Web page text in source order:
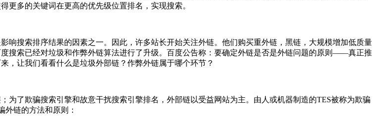
更多的关键词在更高的优先级位置排名，实现搜索。
响搜索排序结果的因素之一。因此，许多站长开始关注外链。他们购买重外链，黑链，大规模增加低质量
搜索已经对垃圾和作弊外链算法进行了升级。百度公告称：要确定外链是否是外链问题的原则——真正推
，让我们看看什么是垃圾外部链？作弊外链属于哪个环节？
了欺骗搜索引擎和故意干扰搜索引擎排名，外部链以受益网站为主。由人或机器制造的TES被称为欺骗
外链的方法和原则：